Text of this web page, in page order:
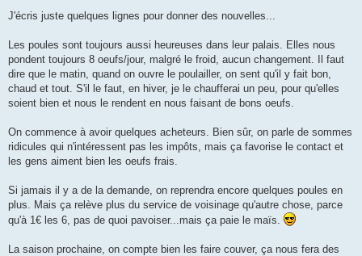
s
g
n
o
l
u
J'écris juste quelques lignes pour donner des nouvelles...
Les poules sont toujours aussi heureuses dans leur palais. Elles nous
pondent toujours 8 oeufs/jour, malgré le froid, aucun changement. Il faut
dire que le matin, quand on ouvre le poulailler, on sent qu'il y fait bon,
chaud et tout. S'il le faut, en hiver, je le chaufferai un peu, pour qu'elles
soient bien et nous le rendent en nous faisant de bons oeufs.
On commence à avoir quelques acheteurs. Bien sûr, on parle de sommes
ridicules qui n'intéressent pas les impôts, mais ça favorise le contact et
les gens aiment bien les oeufs frais.
Si jamais il y a de la demande, on reprendra encore quelques poules en
plus. Mais ça relève plus du service de voisinage qu'autre chose, parce
qu'à 1€ les 6, pas de quoi pavoiser...mais ça paie le maïs.
La saison prochaine, on compte bien les faire couver, ça nous fera des